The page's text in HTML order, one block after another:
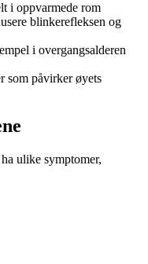
i oppvarmede rom
blinkerefleksen og
i overgangsalderen
som påvirker øyets
ulike symptomer,